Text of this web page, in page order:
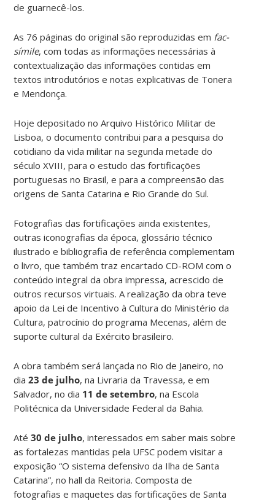
de guarnecê-los.
As 76 páginas do original são reproduzidas em fac-
símile, com todas as informações necessárias à
contextualização das informações contidas em
textos introdutórios e notas explicativas de Tonera
e Mendonça.
Hoje depositado no Arquivo Histórico Militar de
Lisboa, o documento contribui para a pesquisa do
cotidiano da vida militar na segunda metade do
século XVIII, para o estudo das fortificações
portuguesas no Brasil, e para a compreensão das
origens de Santa Catarina e Rio Grande do Sul.
Fotografias das fortificações ainda existentes,
outras iconografias da época, glossário técnico
ilustrado e bibliografia de referência complementam
o livro, que também traz encartado CD-ROM com o
conteúdo integral da obra impressa, acrescido de
outros recursos virtuais. A realização da obra teve
apoio da Lei de Incentivo à Cultura do Ministério da
Cultura, patrocínio do programa Mecenas, além de
suporte cultural da Exército brasileiro.
A obra também será lançada no Rio de Janeiro, no
dia23 de julho, na Livraria da Travessa, e em
Salvador, no dia 11 de setembro, na Escola
Politécnica da Universidade Federal da Bahia.
Até30 de julho, interessados em saber mais sobre
as fortalezas mantidas pela UFSC podem visitar a
exposição “O sistema defensivo da Ilha de Santa
Catarina”, no hall da Reitoria. Composta de
fotografias e maquetes das fortificações de Santa